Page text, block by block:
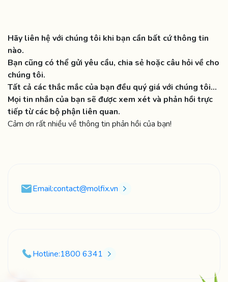
Hãy liên hệ với chúng tôi khi bạn cần bất cứ thông tin
nào.
Bạn cũng có thể gửi yêu cầu, chia sẻ hoặc câu hỏi về cho
chúng tôi.
Tất cả các thắc mắc của bạn đều quý giá với chúng tôi…
Mọi tin nhắn của bạn sẽ được xem xét và phản hồi trực
tiếp từ các bộ phận liên quan.
Cảm ơn rất nhiều về thông tin phản hồi của bạn!
Email:contact@molfix.vn
Hotline:1800 6341